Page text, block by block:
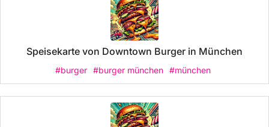
Speisekarte von Downtown Burger in München
#burger #burger münchen #münchen